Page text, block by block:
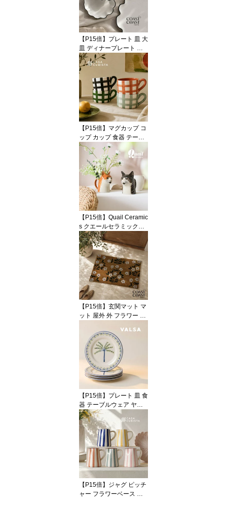
ンテリア おしゃれ かわ
いい 海外インテリア 輸
入 インポート 直輸入 ギ
フト 輸入食器 モダン ハ
ンドメイド VALSA HOM
E
【P15倍】プレート 皿 大
皿 ディナープレート ラ
ージ 大判 食器 テーブル
ウェア ウェーブ 花びら
フラワー セラミック 陶
器 ホワイト 白 ブラック
黒 おしゃれ かわいい モ
ダン 海外インテリア 輸
入 インポート 直輸入 ギ
フト 輸入食器オブジェ
インテリア Coast to Coa
st
【P15倍】マグカップ コ
ップ カップ 食器 テーブ
ルウェア ジオメトリック
幾何学 格子柄 チェック
グリーン 緑 ブラック 黒
ブルー 青 カラフル 陶器
テラコッタ ハンドメイド
ポップ おしゃれ かわい
い 輸入 インポート 海外
インテリア ギフト
【P15倍】Quail Ceramic
s クエールセラミックス
英国ブランド ネコ ジャ
グ ミディアム 陶器 北欧
かわいい おしゃれ ピッ
チャー ジャグ 花瓶 フラ
ワーベース キャット 猫
ねこ 動物 アニマル イン
テリア プレゼント ギフ
ト 誕生日 記念日 海外イ
ンテリア
【P15倍】玄関マット マ
ット 屋外 外 フラワー 花
ヤー ナチュラル ブラウ
ン ホワイト グリーン 50
x80 大判 大きい ラージ
おしゃれ かわいい 海外
インテリア 輸入 インポ
ート 直輸入 ギフト イン
テリア Coast to Coast
【P15倍】プレート 皿 食
器 テーブルウェア ヤシ
の木 ボタニカル 1枚 4枚
セット リーフ ホワイト
ブルー 陶器 アースンウ
ェア 22cm ハンドメイド
輸入食器 直輸入 インポ
ート 海外インテリア お
しゃれ かわいい モダン
オブジェ ディスプレイ
ギフト VALSA HOME
【P15倍】ジャグ ピッチ
ャー フラワーベース 花